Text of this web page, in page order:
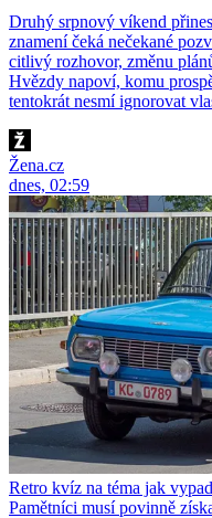
Druhý srpnový víkend
znamení čeká nečekané
citlivý rozhovor, změnu
Hvězdy napoví, komu
tentokrát nesmí ignorovat
Žena.cz
dnes, 02:59
Retro kvíz na téma jak
Pamětníci musí povinně